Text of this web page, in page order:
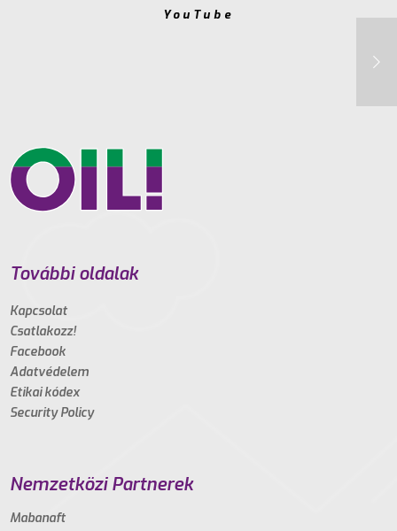
YouTube
További oldalak
Kapcsolat
Csatlakozz!
Facebook
Adatvédelem
Etikai kódex
Security Policy
Nemzetközi Partnerek
Mabanaft